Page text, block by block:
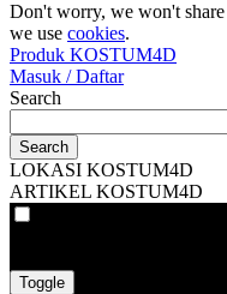
Don't worry, we won't
we use cookies.
Produk KOSTUM4D
Masuk / Daftar
Search
Search
LOKASI KOSTUM4D
ARTIKEL KOSTUM4D
Toggle